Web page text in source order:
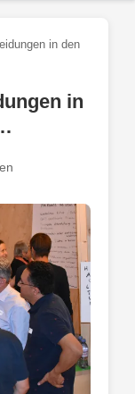
in den
in